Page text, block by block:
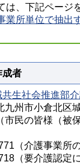
は、下記ページ
業所単位で抽出
成者
生社会推進部
州市小倉北区
市民の皆様（被
（介護事業所の
（要介護認定に